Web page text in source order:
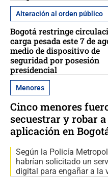
Alteración al orden público
Bogotá restringe
carga pesada este 7 de
medio de dispositivo de
seguridad por posesión
presidencial
Menores
Cinco menores
secuestrar y robar
aplicación en
Según la Policía
habrían solicitado un
digital para engañar a la